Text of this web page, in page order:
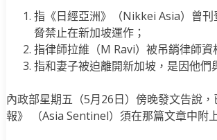
指《日經亞洲》（Nikkei Asia）曾
脅禁止在新加坡運作；
指律師拉維（M Ravi）被吊銷律師
指和妻子被迫離開新加坡，是因他們
內政部星期五（5月26日）傍晚發文告說
報》 （Asia Sentinel）須在那篇文章中附